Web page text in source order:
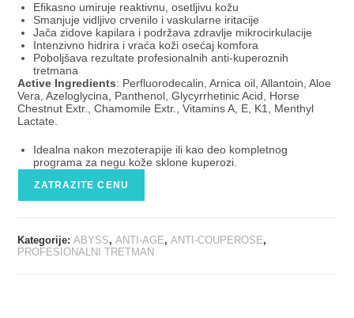
Efikasno umiruje reaktivnu, osetljivu kožu
Smanjuje vidljivo crvenilo i vaskularne iritacije
Jača zidove kapilara i podržava zdravlje mikrocirkulacije
Intenzivno hidrira i vraća koži osećaj komfora
Poboljšava rezultate profesionalnih anti-kuperoznih
tretmana
Active Ingredients: Perfluorodecalin, Arnica oil, Allantoin, Aloe
Vera, Azeloglycina, Panthenol, Glycyrrhetinic Acid, Horse
Chestnut Extr., Chamomile Extr., Vitamins A, E, K1, Menthyl
Lactate.
Idealna nakon mezoterapije ili kao deo kompletnog
programa za negu kože sklone kuperozi.
ZATRAZITE CENU
Kategorije:ABYSS,ANTI-AGE,ANTI-COUPEROSE,
PROFESIONALNI TRETMAN